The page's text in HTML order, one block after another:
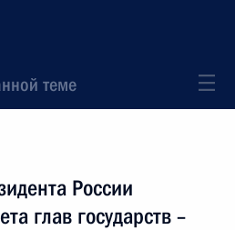
теме
России
глав государств –